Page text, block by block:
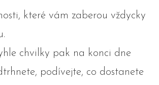
které vám zaberou vždycky
chvilky pak na konci dne
podívejte, co dostanete